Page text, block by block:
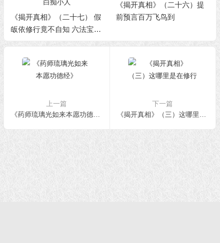
《揭开真相》（二十七） 假
皈依修行竟不自知 六法宝照
出白痴小人
《揭开真相》（二十六）提
前预言百万飞鸟到
上一篇
《药师琉璃光如来本愿功德经》
下一篇